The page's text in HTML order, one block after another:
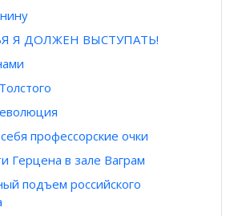
Я ДОЛЖЕН ВЫСТУПАТЬ!
профессорские очки
Герцена в зале Ваграм
подъем российского